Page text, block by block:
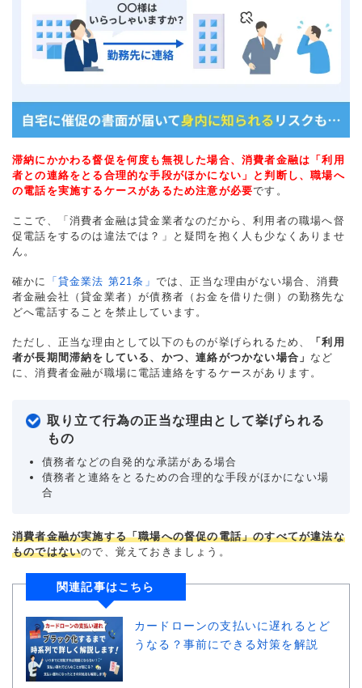
滞納にかかわる督促を何度も無視した場合、消費者金融は「利用
者との連絡をとる合理的な手段がほかにない」と判断し、職場へ
の電話を実施するケースがあるため注意が必要です。
ここで、「消費者金融は貸金業者なのだから、利用者の職場へ督
促電話をするのは違法では？」と疑問を抱く人も少なくありませ
ん。
確かに 「貸金業法 第21条」 では、正当な理由がない場合、消費
者金融会社（貸金業者）が債務者（お金を借りた側）の勤務先な
どへ電話することを禁止しています。
ただし、正当な理由として以下のものが挙げられるため、
「利用
者が長期間滞納をしている、かつ、連絡がつかない場合」 など
に、消費者金融が職場に電話連絡をするケースがあります。
取り立て行為の正当な理由として挙げられる
もの
債務者などの自発的な承諾がある場合
債務者と連絡をとるための合理的な手段がほかにない場
合
消費者金融が実施する「職場への督促の電話」のすべてが違法な
ものではないので、覚えておきましょう。
関連記事はこちら
カードローンの支払いに遅れるとど
うなる？事前にできる対策を解説